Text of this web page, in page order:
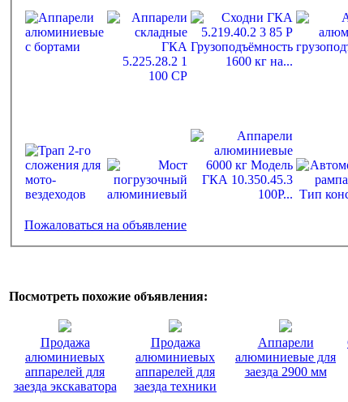
Пожаловаться на объявление
Посмотреть похожие объявления:
Продажа
алюминиевых
аппарелей для
заезда экскаватора
Продажа
алюминиевых
аппарелей для
заезда техники
Аппарели
алюминиевые для
заезда 2900 мм